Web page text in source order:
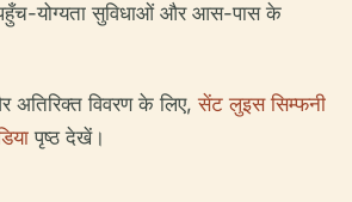
पहुँच-योग्यता सुविधाओं और आस-पास के
विवरण के लिए,सेंट लुइस सिम्फनी
पृष्ठ देखें।